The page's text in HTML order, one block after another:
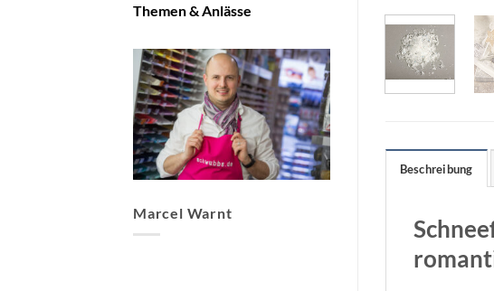
Themen & Anlässe
Marcel Warnt
Beschreibung